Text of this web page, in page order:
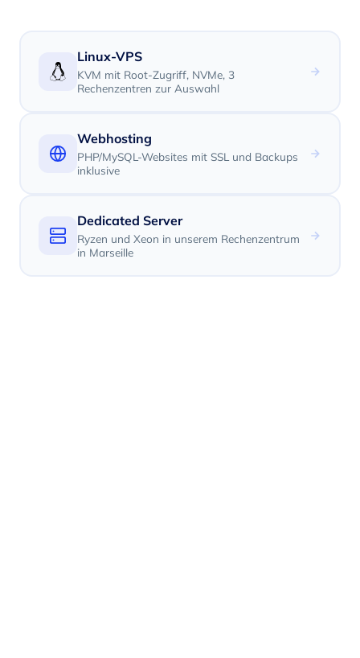
Linux-VPS
KVM mit Root-Zugriff, NVMe, 3
Rechenzentren zur Auswahl
Webhosting
PHP/MySQL-Websites mit SSL und Backups
inklusive
Dedicated Server
Ryzen und Xeon in unserem Rechenzentrum
in Marseille